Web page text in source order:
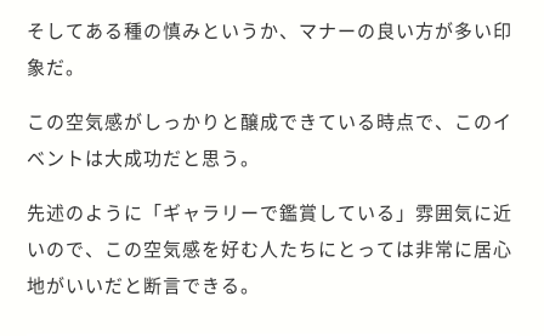
そしてある種の慎みというか、マナーの良い方が多い印
象だ。
この空気感がしっかりと醸成できている時点で、このイ
ベントは大成功だと思う。
先述のように「ギャラリーで鑑賞している」雰囲気に近
いので、この空気感を好む人たちにとっては非常に居心
地がいいだと断言できる。